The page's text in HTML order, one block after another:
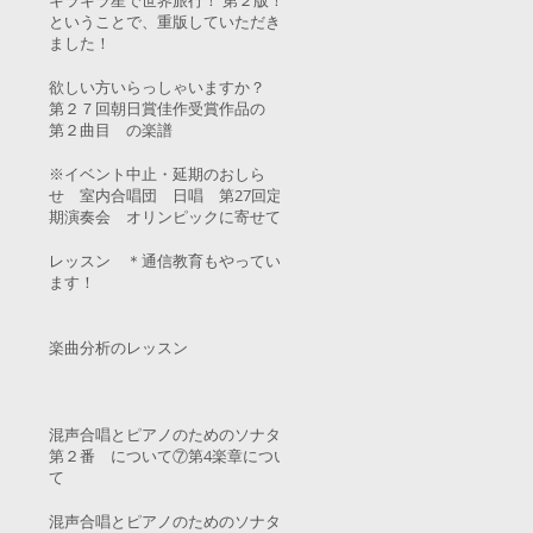
ということで、重版していただき
ました！
欲しい方いらっしゃいますか？
第２７回朝日賞佳作受賞作品の
第２曲目 の楽譜
※イベント中止・延期のおしら
せ 室内合唱団 日唱 第27回定
期演奏会 オリンピックに寄せて
レッスン ＊通信教育もやってい
ます！
楽曲分析のレッスン
混声合唱とピアノのためのソナタ
第２番 について⑦第4楽章につい
て
混声合唱とピアノのためのソナタ